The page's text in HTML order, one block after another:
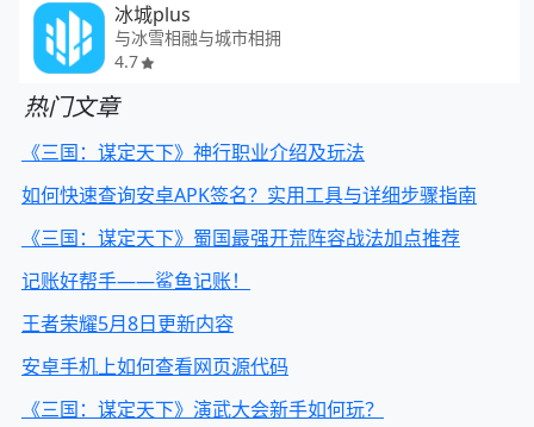
冰城plus
与冰雪相融与城市相拥
4.7
热门文章
《三国：谋定天下》神行职业介绍及玩法
如何快速查询安卓APK签名？实用工具与详细步骤指南
《三国：谋定天下》蜀国最强开荒阵容战法加点推荐
记账好帮手——鲨鱼记账！
王者荣耀5月8日更新内容
安卓手机上如何查看网页源代码
《三国：谋定天下》演武大会新手如何玩？